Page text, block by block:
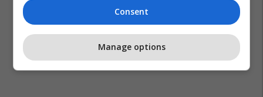
Consent
Manage options